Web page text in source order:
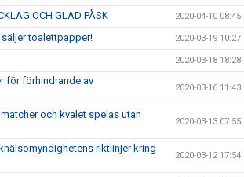
OCH GLAD PÅSK 2020-04-10 08:45
toalettpapper! 2020-03-19 10:27
2020-03-18 18:28
för förhindrande av
2020-03-16 11:43
och kvalet spelas utan
2020-03-13 07:55
riktlinjer kring
2020-03-12 17:54